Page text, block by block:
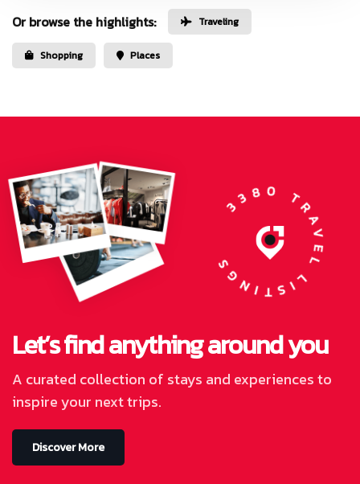
Or browse the highlights: Traveling
Shopping Places
3380 TRAVEL LISTINGS
Let’s find anything around you
A curated collection of stays and experiences to
inspire your next trips.
Discover More